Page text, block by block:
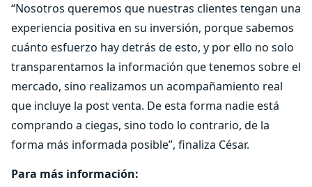
“Nosotros queremos que nuestras clientes tengan una
experiencia positiva en su inversión, porque sabemos
cuánto esfuerzo hay detrás de esto, y por ello no solo
transparentamos la información que tenemos sobre el
mercado, sino realizamos un acompañamiento real
que incluye la post venta. De esta forma nadie está
comprando a ciegas, sino todo lo contrario, de la
forma más informada posible”, finaliza César.
Para más información: